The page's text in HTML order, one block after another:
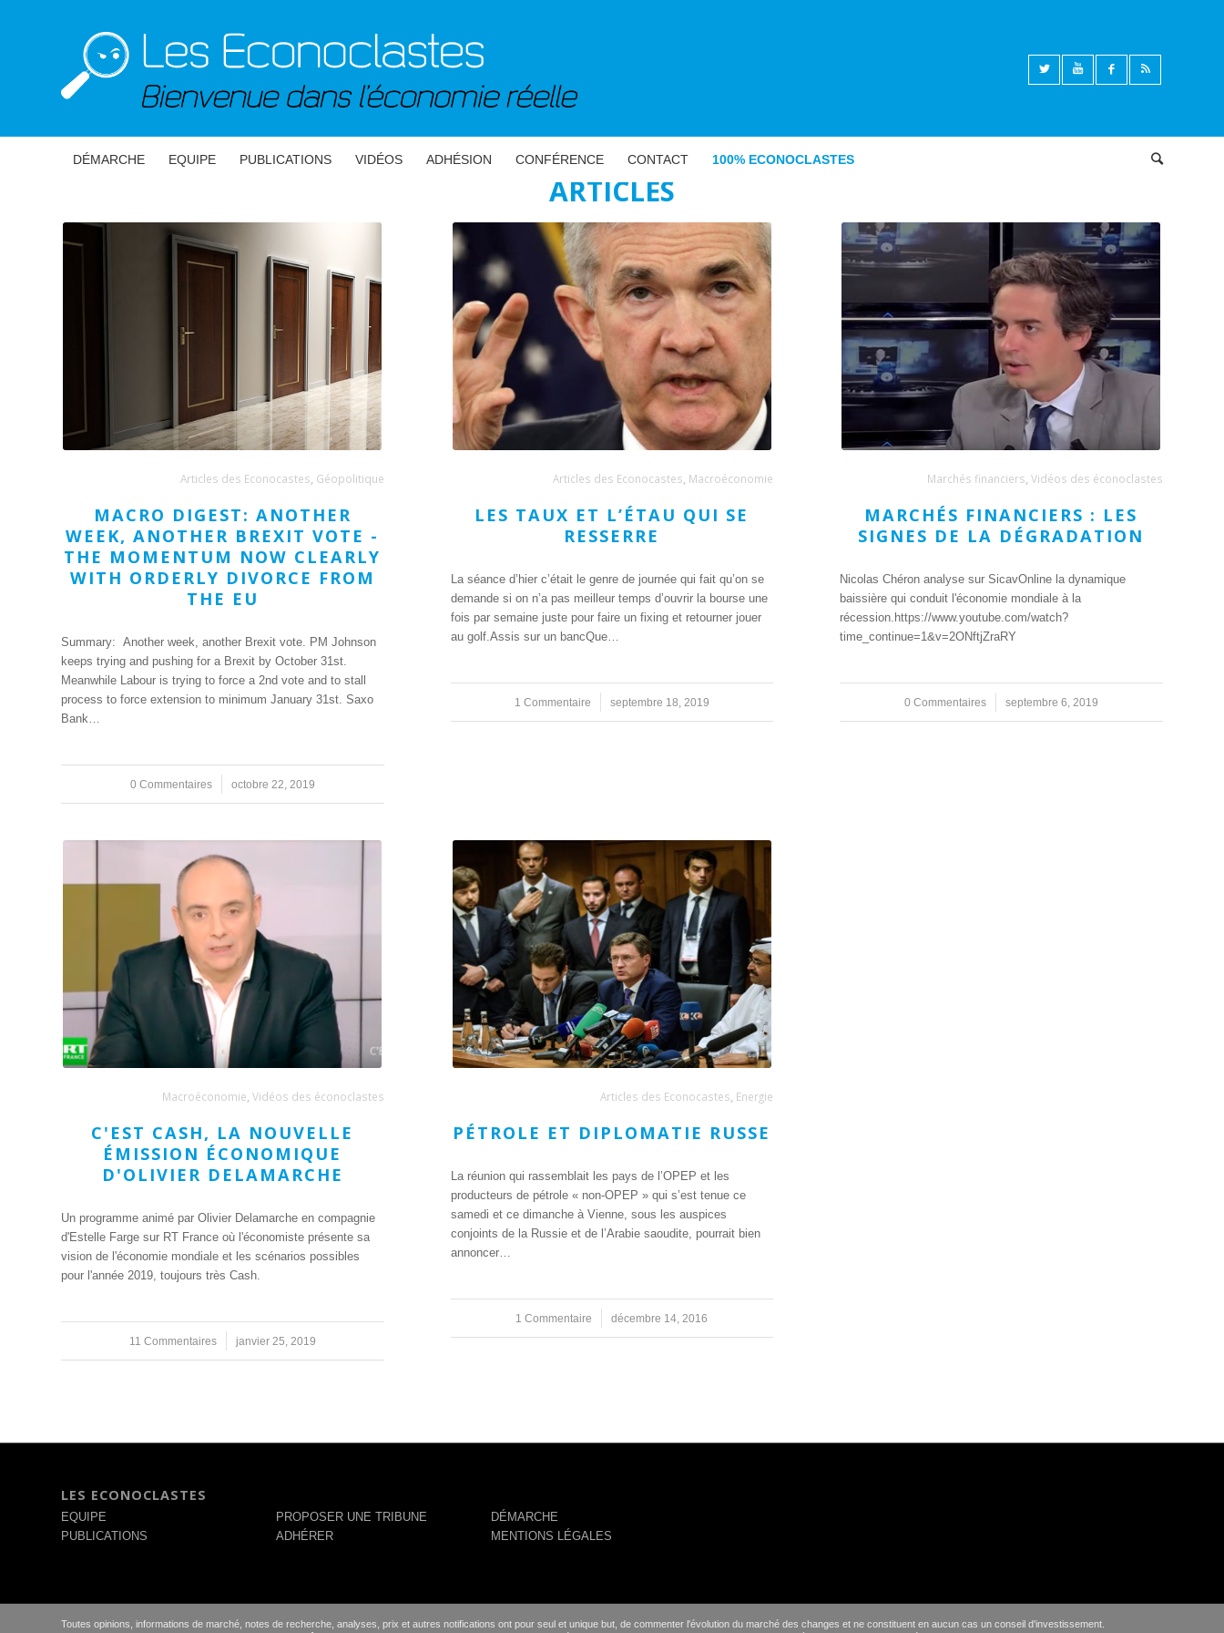
DÉMARCHE EQUIPE PUBLICATIONS VIDÉOS ADHÉSION CONFÉRENCE CONTACT 100% ECONOCLASTES
ARTICLES
Articles des Econocastes Géopolitique
MACRO DIGEST: ANOTHER
WEEK, ANOTHER BREXIT VOTE -
THE MOMENTUM NOW CLEARLY
WITH ORDERLY DIVORCE FROM
THE EU
Summary: Another week, another Brexit vote. PM Johnson
keeps trying and pushing for a Brexit by October 31st.
Meanwhile Labour is trying to force a 2nd vote and to stall
process to force extension to minimum January 31st. Saxo
Bank…
0 Commentaires
/ octobre 22, 2019
Articles des Econocastes Macroéconomie
LES TAUX ET L’ÉTAU QUI SE
RESSERRE
La séance d’hier c’était le genre de journée qui fait qu’on se
demande si on n’a pas meilleur temps d’ouvrir la bourse une
fois par semaine juste pour faire un fixing et retourner jouer
au golf.Assis sur un bancQue…
1 Commentaire
/ septembre 18, 2019
Marchés financiers Vidéos des éconoclastes
MARCHÉS FINANCIERS : LES
SIGNES DE LA DÉGRADATION
Nicolas Chéron analyse sur SicavOnline la dynamique
baissière qui conduit l'économie mondiale à la
récession.https://www.youtube.com/watch?
time_continue=1&v=2ONftjZraRY
0 Commentaires
/ septembre 6, 2019
Macroéconomie Vidéos des éconoclastes
C'EST CASH, LA NOUVELLE
ÉMISSION ÉCONOMIQUE
D'OLIVIER DELAMARCHE
Un programme animé par Olivier Delamarche en compagnie
d'Estelle Farge sur RT France où l'économiste présente sa
vision de l'économie mondiale et les scénarios possibles
pour l'année 2019, toujours très Cash.
11 Commentaires
/ janvier 25, 2019
Articles des Econocastes Energie
PÉTROLE ET DIPLOMATIE RUSSE
La réunion qui rassemblait les pays de l’OPEP et les
producteurs de pétrole « non-OPEP » qui s’est tenue ce
samedi et ce dimanche à Vienne, sous les auspices
conjoints de la Russie et de l’Arabie saoudite, pourrait bien
annoncer…
1 Commentaire
/ décembre 14, 2016
LES ECONOCLASTES
EQUIPE PROPOSER UNE TRIBUNE
DÉMARCHE
PUBLICATIONS
ADHÉRER MENTIONS LÉGALES
Toutes opinions, informations de marché, notes de recherche, analyses, prix et autres notifications ont pour seul et unique but, de commenter l'évolution du marché des changes et ne constituent en aucun cas un conseil d'investissement.